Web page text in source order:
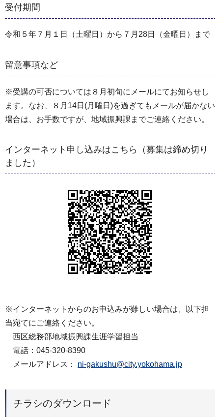
受付期間
令和５年７月１日（土曜日）から７月28日（金曜日）まで
留意事項など
※受講の可否については８月初旬にメールにてお知らせし
ます。なお、８月14日(月曜日)を過ぎてもメールが届かない
場合は、お手数ですが、地域振興課までご連絡ください。
インターネット申し込みはこちら（募集は締め切り
ました）
※インターネットからのお申込みが難しい場合は、以下担
当宛てにご連絡ください。
西区総務部地域振興課生涯学習担当
電話：045-320-8390
メールアドレス： ni-gakushu@city.yokohama.jp
チラシのダウンロード